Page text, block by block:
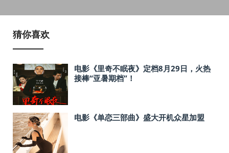
猜你喜欢
电影《里奇不眠夜》定档8月29日，火热
接棒“亚暑期档”！
电影《单恋三部曲》盛大开机众星加盟